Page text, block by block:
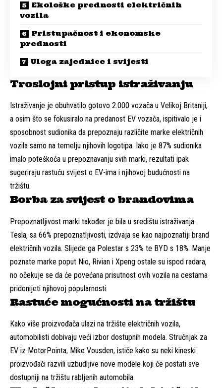
Ekološke prednosti električnih
vozila
Pristupačnost i ekonomske
prednosti
Uloga zajednice i svijesti
Troslojni pristup istraživanju
Istraživanje je obuhvatilo gotovo 2.000 vozača u Velikoj Britaniji,
a osim što se fokusiralo na predanost EV vozača, ispitivalo je i
sposobnost sudionika da prepoznaju različite marke električnih
vozila samo na temelju njihovih logotipa. Iako je 87% sudionika
imalo poteškoća u prepoznavanju svih marki, rezultati ipak
sugeriraju rastuću svijest o EV-ima i njihovoj budućnosti na
tržištu.
Borba za svijest o brandovima
Prepoznatljivost marki također je bila u središtu istraživanja.
Tesla, sa 66% prepoznatljivosti, izdvaja se kao najpoznatiji brand
električnih vozila. Slijede ga Polestar s 23% te BYD s 18%. Manje
poznate marke poput Nio, Rivian i Xpeng ostale su ispod radara,
no očekuje se da će povećana prisutnost ovih vozila na cestama
pridonijeti njihovoj popularnosti.
Rastuće mogućnosti na tržištu
Kako više proizvođača ulazi na tržište električnih vozila,
automobilisti dobivaju veći izbor dostupnih modela. Stručnjak za
EV iz MotorPointa, Mike Vousden, ističe kako su neki kineski
proizvođači razvili uzbudljive nove modele koji će postati sve
dostupniji na tržištu rabljenih automobila.